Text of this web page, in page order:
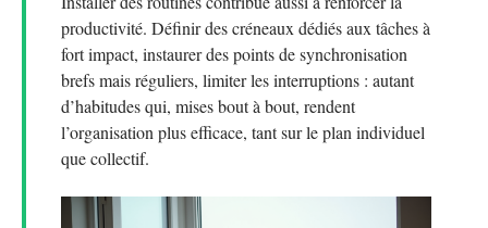
productivité. Définir des créneaux dédiés aux tâches à
fort impact, instaurer des points de synchronisation
brefs mais réguliers, limiter les interruptions : autant
d’habitudes qui, mises bout à bout, rendent
l’organisation plus efficace, tant sur le plan individuel
que collectif.